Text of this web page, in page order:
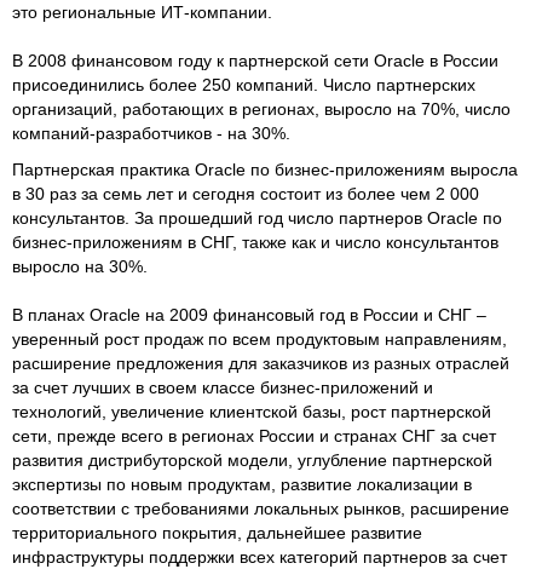
это региональные ИТ-компании.
В 2008 финансовом году к партнерской сети Oracle в России
присоединились более 250 компаний. Число партнерских
организаций, работающих в регионах, выросло на 70%, число
компаний-разработчиков - на 30%.
Партнерская практика Oracle по бизнес-приложениям выросла
в 30 раз за семь лет и сегодня состоит из более чем 2 000
консультантов. За прошедший год число партнеров Oracle по
бизнес-приложениям в СНГ, также как и число консультантов
выросло на 30%.
В планах Oracle на 2009 финансовый год в России и СНГ –
уверенный рост продаж по всем продуктовым направлениям,
расширение предложения для заказчиков из разных отраслей
за счет лучших в своем классе бизнес-приложений и
технологий, увеличение клиентской базы, рост партнерской
сети, прежде всего в регионах России и странах СНГ за счет
развития дистрибуторской модели, углубление партнерской
экспертизы по новым продуктам, развитие локализации в
соответствии с требованиями локальных рынков, расширение
территориального покрытия, дальнейшее развитие
инфраструктуры поддержки всех категорий партнеров за счет